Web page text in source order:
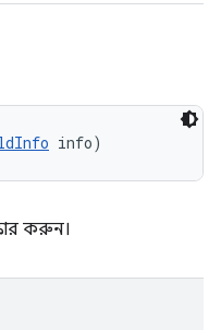
info)
করুন।